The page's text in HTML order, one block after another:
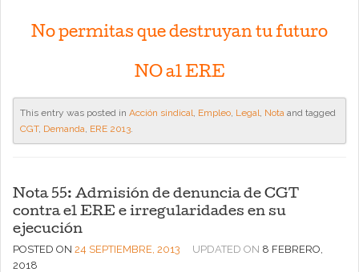
No permitas que destruyan tu futuro
NO al ERE
This entry was posted in Acción sindical, Empleo, Legal, Nota and tagged
CGT, Demanda, ERE 2013.
Nota 55: Admisión de denuncia de CGT
contra el ERE e irregularidades en su
ejecución
POSTED ON 24 SEPTIEMBRE, 2013 UPDATED ON 8 FEBRERO,
2018